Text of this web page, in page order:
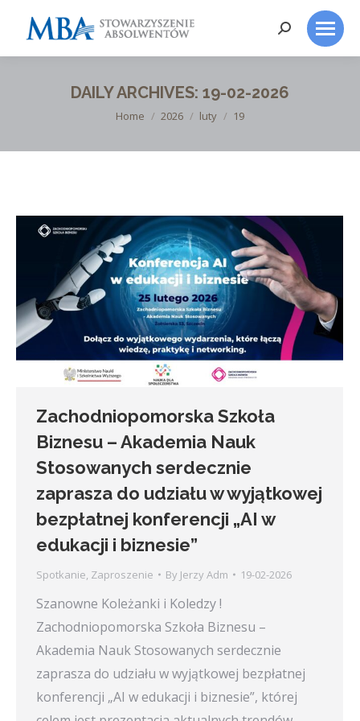
Search:
DAILY ARCHIVES: 19-02-2026
You are here:
Home 2026 luty 19
Zachodniopomorska Szkoła
Biznesu – Akademia Nauk
Stosowanych serdecznie
zaprasza do udziału w wyjątkowej
bezpłatnej konferencji „AI w
edukacji i biznesie”
Spotkanie, Zaproszenie By Jerzy Adm 19-02-2026
Szanowne Koleżanki i Koledzy !
Zachodniopomorska Szkoła Biznesu –
Akademia Nauk Stosowanych serdecznie
zaprasza do udziału w wyjątkowej bezpłatnej
konferencji „AI w edukacji i biznesie”, której